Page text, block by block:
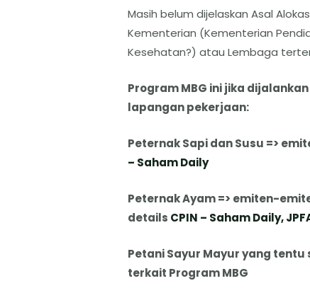
Masih belum dijelaskan Asal
Kementerian (Kementerian
Kesehatan?) atau Lembaga
Program MBG ini jika
lapangan pekerjaan:
Peternak Sapi dan Susu =>
– Saham Daily
Peternak Ayam => emiten-
details CPIN – Saham Daily,
Petani Sayur Mayur yang
terkait Program MBG